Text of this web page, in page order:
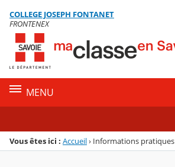
Menu de la rubrique
Contenu
COLLEGE JOSEPH FONTANET
FRONTENEX
MENU
Vous êtes ici : Accueil› Informations pratiques